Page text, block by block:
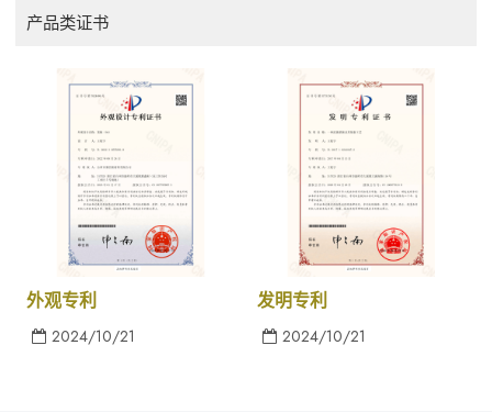
产品类证书
外观专利
2024/10/21
发明专利
2024/10/21